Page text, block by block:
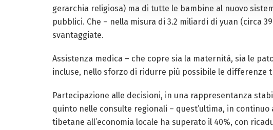
gerarchia religiosa) ma di tutte le bambine al nuovo
pubblici. Che – nella misura di 3.2 miliardi di yuan (circa
svantaggiate.
Assistenza medica – che copre sia la maternità, sia le
incluse, nello sforzo di ridurre più possibile le differenze
Partecipazione alle decisioni, in una rappresentanza
quinto nelle consulte regionali – quest’ultima, in
tibetane all’economia locale ha superato il 40%, con